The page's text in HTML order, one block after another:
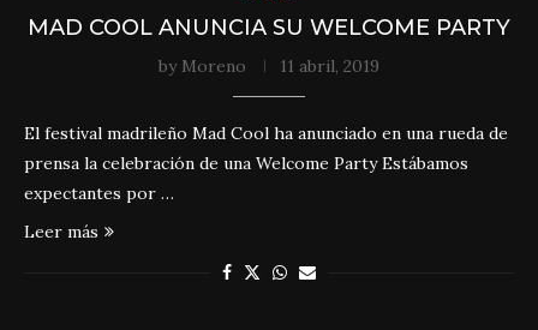
MAD COOL ANUNCIA SU WELCOME PARTY
by Moreno 11 abril, 2019
El festival madrileño Mad Cool ha anunciado en una rueda de
prensa la celebración de una Welcome Party Estábamos
expectantes por …
Leer más